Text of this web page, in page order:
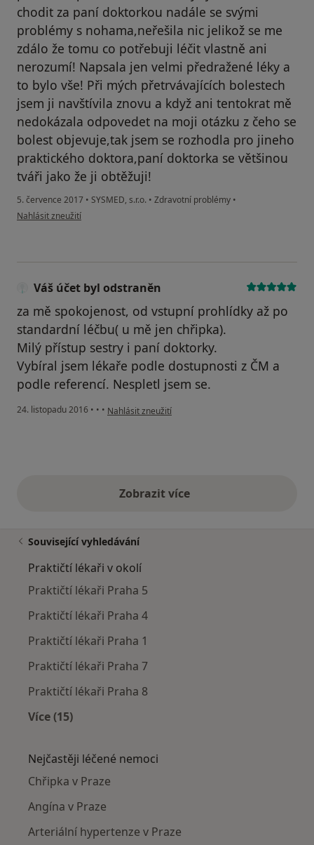
chodit za paní doktorkou nadále se svými
problémy s nohama,neřešila nic jelikož se me
zdálo že tomu co potřebuji léčit vlastně ani
nerozumí! Napsala jen velmi předražené léky a
to bylo vše! Při mých přetrvávajících bolestech
jsem ji navštívila znovu a když ani tentokrat mě
nedokázala odpovedet na moji otázku z čeho se
bolest objevuje,tak jsem se rozhodla pro jineho
praktického doktora,paní doktorka se většinou
tváři jako že ji obtěžuji!
5. července 2017 • SYSMED, s.r.o. • Zdravotní problémy •
podle názoru uživatele Váš účet byl odstraněn
Nahlásit zneužití
Váš účet byl odstraněn
za mě spokojenost, od vstupní prohlídky až po
standardní léčbu( u mě jen chřipka).
Milý přístup sestry i paní doktorky.
Vybíral jsem lékaře podle dostupnosti z ČM a
podle referencí. Nespletl jsem se.
24. listopadu 2016 • • • podle názoru uživatele Váš účet byl odstraněn
Nahlásit zneužití
Zobrazit vícevýše uvedené názory
Související vyhledávání
Praktičtí lékaři v okolí
Praktičtí lékaři Praha 5
Praktičtí lékaři Praha 4
Praktičtí lékaři Praha 1
Praktičtí lékaři Praha 7
Praktičtí lékaři Praha 8
Více (15)
Nejčastěji léčené nemoci
Chřipka v Praze
Angína v Praze
Arteriální hypertenze v Praze